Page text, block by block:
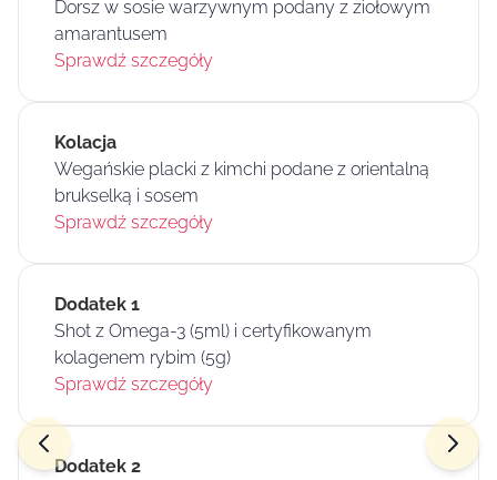
Dorsz w sosie warzywnym podany z ziołowym
amarantusem
Sprawdź szczegóły
Kolacja
Wegańskie placki z kimchi podane z orientalną
brukselką i sosem
Sprawdź szczegóły
Dodatek 1
Shot z Omega-3 (5ml) i certyfikowanym
kolagenem rybim (5g)
Sprawdź szczegóły
Dodatek 2